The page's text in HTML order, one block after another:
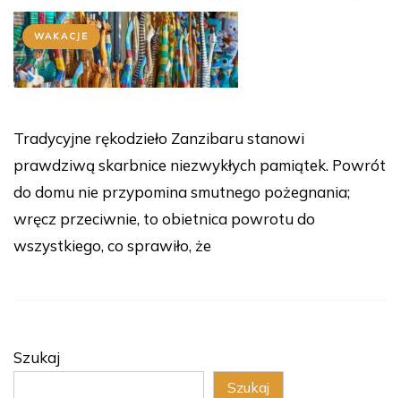
WAKACJE
Tradycyjne rękodzieło Zanzibaru stanowi
prawdziwą skarbnice niezwykłych pamiątek. Powrót
do domu nie przypomina smutnego pożegnania;
wręcz przeciwnie, to obietnica powrotu do
wszystkiego, co sprawiło, że
Szukaj
Szukaj